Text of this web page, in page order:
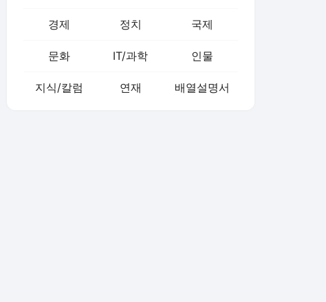
경제 정치 국제
문화 IT/과학 인물
지식/칼럼 연재 배열설명서